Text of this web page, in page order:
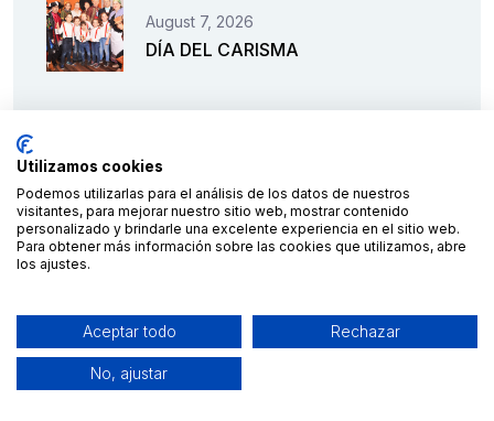
August 7, 2026
DÍA DEL CARISMA
2023 © C.E.S. Salesianosdiseño y desarrollo por
Utilizamos cookies
Podemos utilizarlas para el análisis de los datos de nuestros
visitantes, para mejorar nuestro sitio web, mostrar contenido
personalizado y brindarle una excelente experiencia en el sitio web.
Para obtener más información sobre las cookies que utilizamos, abre
los ajustes.
Aceptar todo Rechazar
No, ajustar